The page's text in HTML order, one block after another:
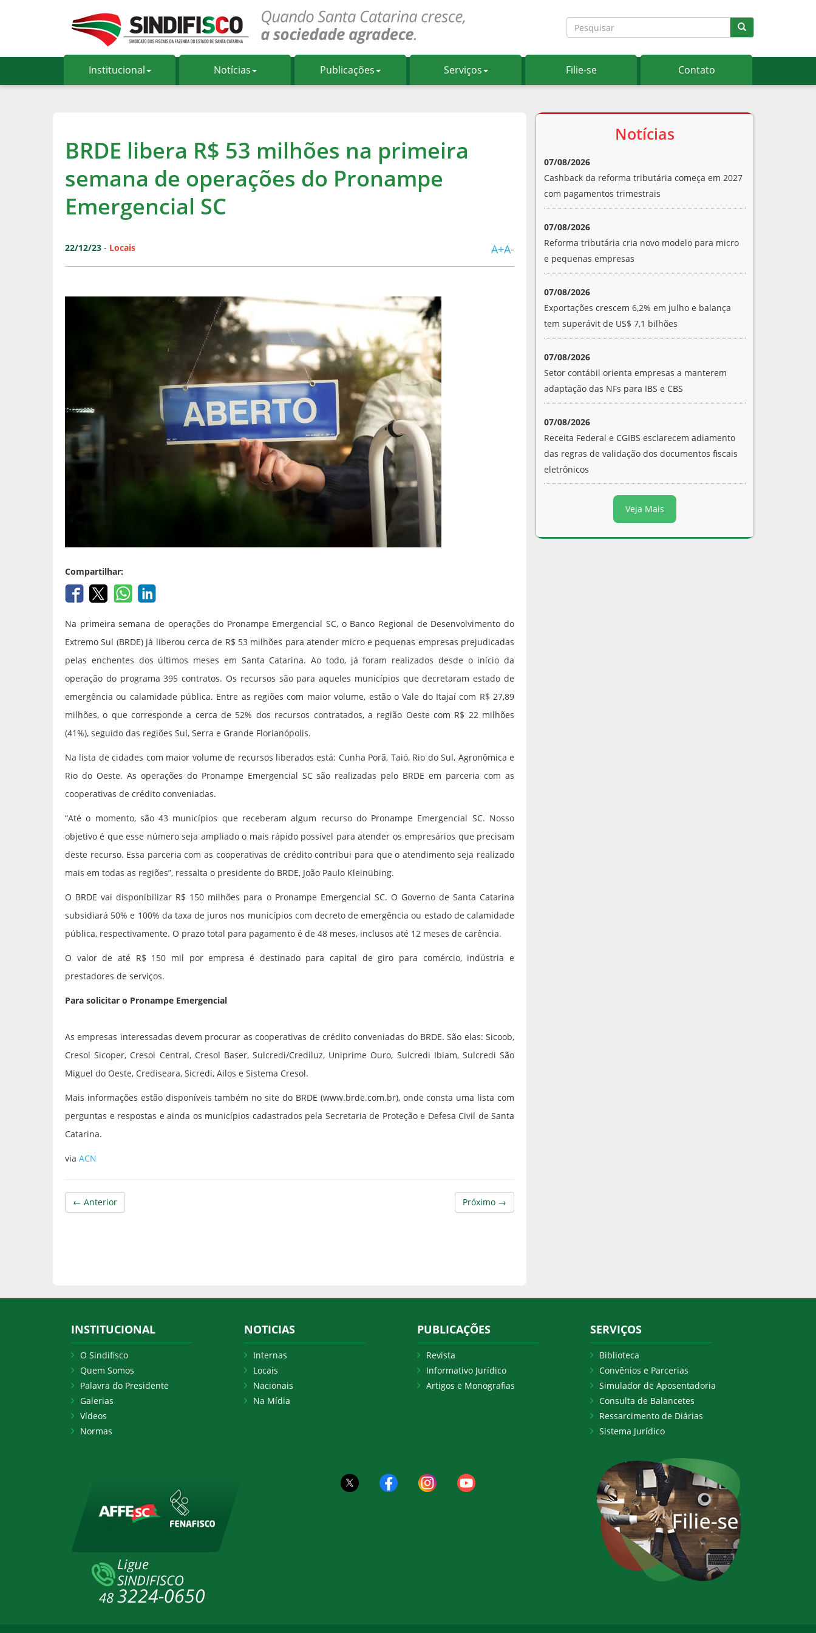
Institucional Notícias Publicações Serviços Filie-se Contato
BRDE libera R$ 53 milhões na primeira
semana de operações do Pronampe
Emergencial SC
22/12/23 - Locais A+A-
Compartilhar:
Na primeira semana de operações do Pronampe Emergencial SC, o Banco Regional de Desenvolvimento do
Extremo Sul (BRDE) já liberou cerca de R$ 53 milhões para atender micro e pequenas empresas prejudicadas
pelas enchentes dos últimos meses em Santa Catarina. Ao todo, já foram realizados desde o início da
operação do programa 395 contratos. Os recursos são para aqueles municípios que decretaram estado de
emergência ou calamidade pública. Entre as regiões com maior volume, estão o Vale do Itajaí com R$ 27,89
milhões, o que corresponde a cerca de 52% dos recursos contratados, a região Oeste com R$ 22 milhões
(41%), seguido das regiões Sul, Serra e Grande Florianópolis.
Na lista de cidades com maior volume de recursos liberados está: Cunha Porã, Taió, Rio do Sul, Agronômica e
Rio do Oeste. As operações do Pronampe Emergencial SC são realizadas pelo BRDE em parceria com as
cooperativas de crédito conveniadas.
“Até o momento, são 43 municípios que receberam algum recurso do Pronampe Emergencial SC. Nosso
objetivo é que esse número seja ampliado o mais rápido possível para atender os empresários que precisam
deste recurso. Essa parceria com as cooperativas de crédito contribui para que o atendimento seja realizado
mais em todas as regiões”, ressalta o presidente do BRDE, João Paulo Kleinübing.
O BRDE vai disponibilizar R$ 150 milhões para o Pronampe Emergencial SC. O Governo de Santa Catarina
subsidiará 50% e 100% da taxa de juros nos municípios com decreto de emergência ou estado de calamidade
pública, respectivamente. O prazo total para pagamento é de 48 meses, inclusos até 12 meses de carência.
O valor de até R$ 150 mil por empresa é destinado para capital de giro para comércio, indústria e
prestadores de serviços.
Para solicitar o Pronampe Emergencial
As empresas interessadas devem procurar as cooperativas de crédito conveniadas do BRDE. São elas: Sicoob,
Cresol Sicoper, Cresol Central, Cresol Baser, Sulcredi/Crediluz, Uniprime Ouro, Sulcredi Ibiam, Sulcredi São
Miguel do Oeste, Crediseara, Sicredi, Ailos e Sistema Cresol.
Mais informações estão disponíveis também no site do BRDE (www.brde.com.br), onde consta uma lista com
perguntas e respostas e ainda os municípios cadastrados pela Secretaria de Proteção e Defesa Civil de Santa
Catarina.
via ACN
Próximo →
← Anterior
Notícias
07/08/2026
Cashback da reforma tributária começa em 2027
com pagamentos trimestrais
07/08/2026
Reforma tributária cria novo modelo para micro
e pequenas empresas
07/08/2026
Exportações crescem 6,2% em julho e balança
tem superávit de US$ 7,1 bilhões
07/08/2026
Setor contábil orienta empresas a manterem
adaptação das NFs para IBS e CBS
07/08/2026
Receita Federal e CGIBS esclarecem adiamento
das regras de validação dos documentos fiscais
eletrônicos
Veja Mais
INSTITUCIONAL
O Sindifisco
Quem Somos
Palavra do Presidente
Galerias
Vídeos
Normas
NOTICIAS
Internas
Locais
Nacionais
Na Mídia
PUBLICAÇÕES
Revista
Informativo Jurídico
Artigos e Monografias
SERVIÇOS
Biblioteca
Convênios e Parcerias
Simulador de Aposentadoria
Consulta de Balancetes
Ressarcimento de Diárias
Sistema Jurídico